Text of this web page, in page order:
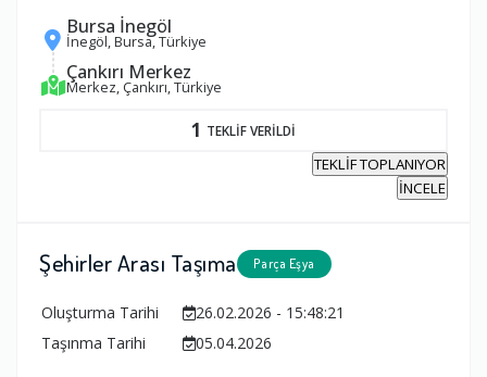
Bursa İnegöl
İnegöl, Bursa, Türkiye
Çankırı Merkez
Merkez, Çankırı, Türkiye
1 TEKLİF VERİLDİ
TEKLİF TOPLANIYOR
İNCELE
Şehirler Arası Taşıma Parça Eşya
Oluşturma Tarihi
26.02.2026 - 15:48:21
Taşınma Tarihi
05.04.2026